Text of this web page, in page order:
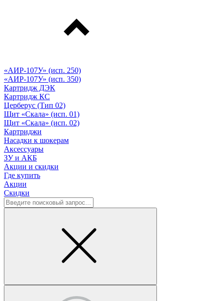
«АИР-107У» (исп. 250)
«АИР-107У» (исп. 350)
Картридж ДЭК
Картридж КС
Церберус (Тип 02)
Щит «Скала» (исп. 01)
Щит «Скала» (исп. 02)
Картриджи
Насадки к шокерам
Аксессуары
ЗУ и АКБ
Акции и скидки
Где купить
Акции
Скидки